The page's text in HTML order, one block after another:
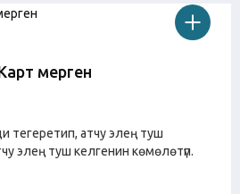
мерген
тегеретип, атчу элең туш
элең туш келгенин көмөлөтүп.